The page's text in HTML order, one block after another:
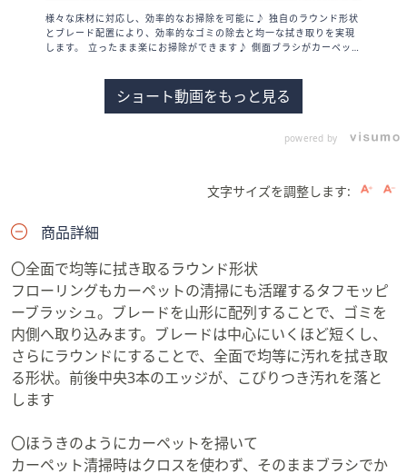
様々な床材に対応し、効率的なお掃除を可能に♪ 独自のラウンド形状
します。 立ったまま楽にお掃除ができます♪ 側面ブラシがカーペット
の内側に入った髪の毛やペットの毛までしっかりかき取ります。
ショート動画をもっと見る
powered by
商品詳細